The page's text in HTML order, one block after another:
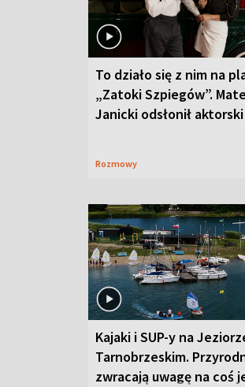
To działo się z nim na
„Zatoki Szpiegów”.
Janicki odsłonił
Rozmowy
Kajaki i SUP-y na
Tarnobrzeskim.
zwracają uwagę na coś